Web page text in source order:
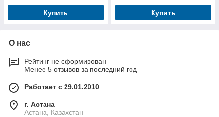
Купить Купить
О нас
Рейтинг не сформирован
Менее 5 отзывов за последний год
Работает с 29.01.2010
г. Астана
Астана, Казахстан